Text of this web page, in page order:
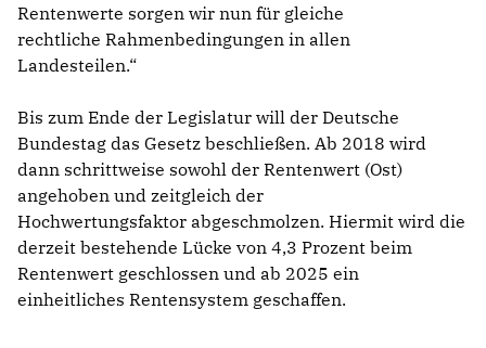
Rentenwerte sorgen wir nun für gleiche
rechtliche Rahmenbedingungen in allen
Landesteilen.“
Bis zum Ende der Legislatur will der Deutsche
Bundestag das Gesetz beschließen. Ab 2018 wird
dann schrittweise sowohl der Rentenwert (Ost)
angehoben und zeitgleich der
Hochwertungsfaktor abgeschmolzen. Hiermit wird die
derzeit bestehende Lücke von 4,3 Prozent beim
Rentenwert geschlossen und ab 2025 ein
einheitliches Rentensystem geschaffen.